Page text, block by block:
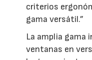
criterios
gama versátil.”
La amplia gama
ventanas en